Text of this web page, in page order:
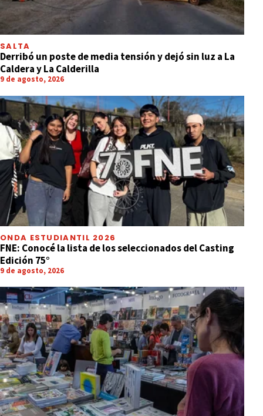
SALTA
Derribó un poste de media tensión y dejó sin luz a La
Caldera y La Calderilla
9 de agosto, 2026
ONDA ESTUDIANTIL 2026
FNE: Conocé la lista de los seleccionados del Casting
Edición 75°
9 de agosto, 2026